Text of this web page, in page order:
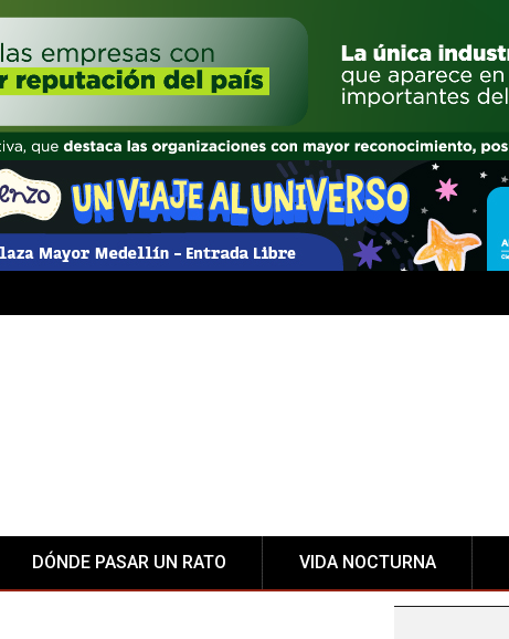
la comida rápida para siempre
DÓNDE PASAR UN RATO VIDA NOCTURNA